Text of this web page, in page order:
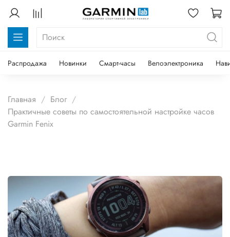
Распродажа Новинки Смарт-часы Велоэлектроника
Главная
Блог
Практичные советы по самостоятельной настройке часов
Garmin Fenix